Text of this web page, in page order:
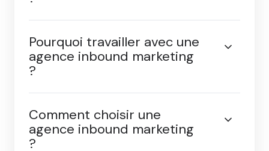
Quelle est la mission d’une
agence inbound marketing
?
Pourquoi travailler avec une
agence inbound marketing
?